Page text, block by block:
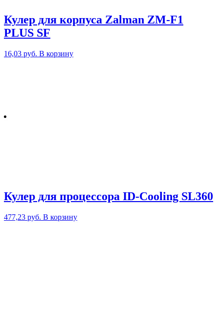
Кулер для корпуса Zalman ZM-F1
PLUS SF
16,03 руб. В корзину
Кулер для процессора ID-Cooling SL360
477,23 руб. В корзину